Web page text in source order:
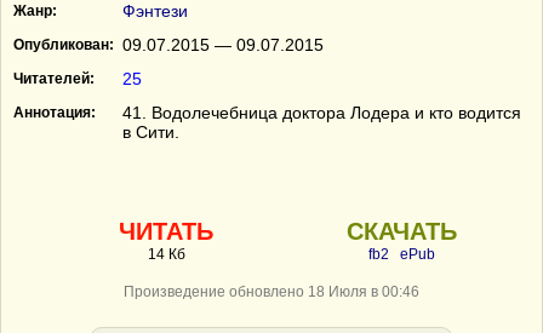
Жанр:
Фэнтези
Опубликован: 09.07.2015 — 09.07.2015
Читателей: 25
Аннотация:
41. Водолечебница доктора Лодера и кто водится
в Сити.
ЧИТАТЬ
14 Кб
СКАЧАТЬ
fb2 ePub
Произведение обновлено 18 Июля в 00:46